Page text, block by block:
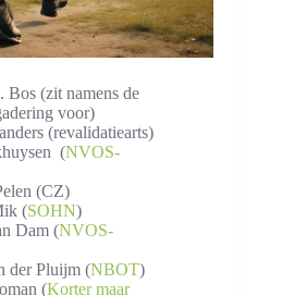
Bos (zit namens de
voor)
(revalidatiearts)
(NVOS-
(CZ)
(SOHN)
Dam (NVOS-
der Pluijm (NBOT)
(Korter maar